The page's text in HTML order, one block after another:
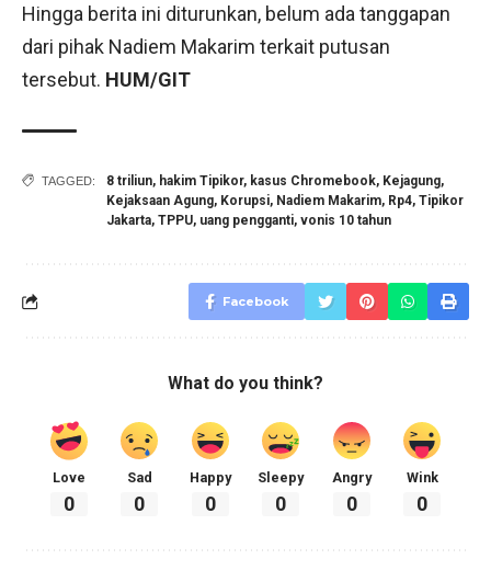
Hingga berita ini diturunkan, belum ada tanggapan
dari pihak Nadiem Makarim terkait putusan
tersebut. HUM/GIT
TAGGED: 8 triliun, hakim Tipikor, kasus Chromebook, Kejagung,
Kejaksaan Agung, Korupsi, Nadiem Makarim, Rp4, Tipikor
Jakarta, TPPU, uang pengganti, vonis 10 tahun
Facebook
What do you think?
Love
0
Sad
0
Happy
0
Sleepy
0
Angry
0
Wink
0